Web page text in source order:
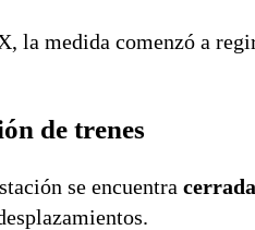
la medida comenzó a
de trenes
se encuentra